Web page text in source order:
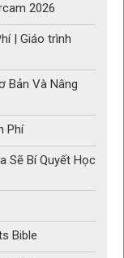
2026
| Giáo trình
Bản Và Nâng
Phí
Sẽ Bí Quyết Học
Bible